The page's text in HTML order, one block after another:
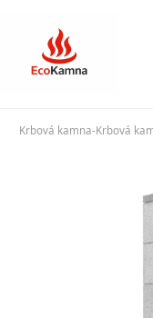
Krbová kamna-Krbová